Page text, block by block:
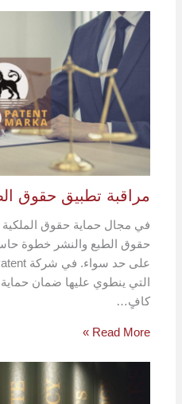
مراقبة تطبيق حقوق
في مجال حماية حقوق الملكية
حقوق الطبع والنشر خطوة
التي ينطوي عليها ضمان حماية
كافٍ…
Read More »